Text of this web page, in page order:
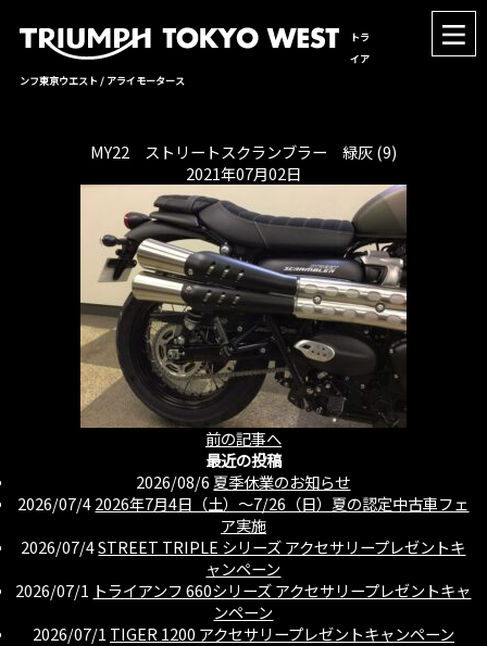
トラ
イア
ンフ東京ウエスト / アライモータース
MY22 ストリートスクランブラー 緑灰 (9)
2021年07月02日
前の記事へ
最近の投稿
2026/08/6 夏季休業のお知らせ
2026/07/42026年7月4日（土）〜7/26（日）夏の認定中古車フェ
ア実施
2026/07/4STREET TRIPLE シリーズ アクセサリープレゼントキ
ャンペーン
2026/07/1 トライアンフ 660シリーズ アクセサリープレゼントキャ
ンペーン
2026/07/1 TIGER 1200 アクセサリープレゼントキャンペーン